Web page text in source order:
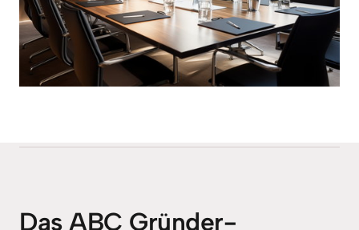
Das ABC Gründer-